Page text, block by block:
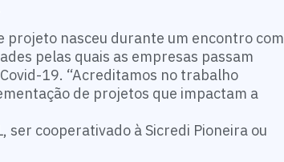
projeto nasceu durante um encontro com
pelas quais as empresas passam
19. “Acreditamos no trabalho
de projetos que impactam a
ser cooperativado à Sicredi Pioneira ou